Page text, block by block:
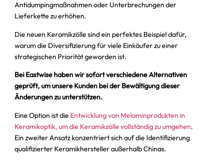
Antidumpingmaßnahmen oder Unterbrechungen der
Lieferkette zu erhöhen.
Die neuen Keramikzölle sind ein perfektes Beispiel dafür,
warum die Diversifizierung für viele Einkäufer zu einer
strategischen Priorität geworden ist.
Bei Eastwise haben wir sofort verschiedene Alternativen
geprüft, um unsere Kunden bei der Bewältigung dieser
Änderungen zu unterstützen.
Eine Option ist die Entwicklung von Melaminprodukten in
Keramikoptik, um die Keramikzölle vollständig zu umgehen.
Ein zweiter Ansatz konzentriert sich auf die Identifizierung
qualifizierter Keramikhersteller außerhalb Chinas.